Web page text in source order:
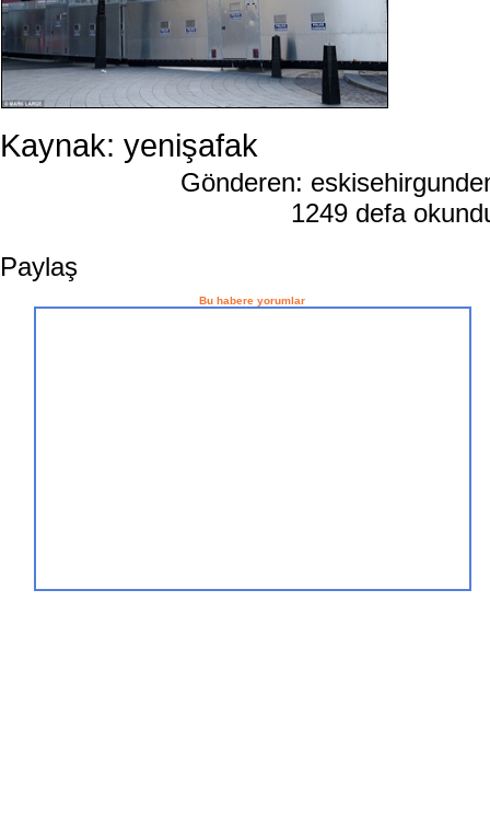
Kaynak: yenişafak
Gönderen:
1249 defa
Paylaş
Bu habere yorumlar